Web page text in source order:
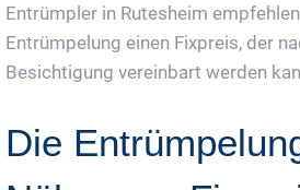
Entrümpler in Rutesheim
Entrümpelung einen Fixpreis, der
Besichtigung vereinbart werden
Die